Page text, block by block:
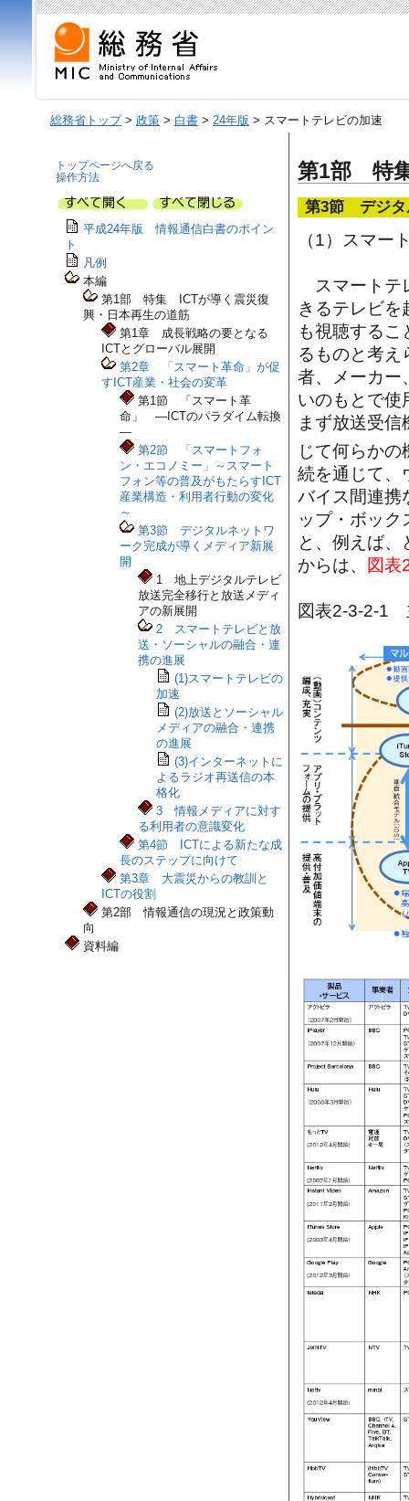
総務省トップ> 政策 > 白書 > 24年版 > スマートテレビの加速
第1部 特
第3節 デジタ
（1）スマー
スマートテ
きるテレビ
も視聴する
るものと考え
者、メーカー
いのもとで使
まず放送受
じて何らか
続を通じて、
バイス間連携
ップ・ボッ
と、例えば
からは、
図表
図表2-3-2-1
トップページへ戻る
操作方法
平成24年版 情報通信白書のポイン
ト
凡例
本編
第1部 特集 ICTが導く震災復
興・日本再生の道筋
第1章 成長戦略の要となる
ICTとグローバル展開
第2章 「スマート革命」が促
すICT産業・社会の変革
第1節 「スマート革
命」 ―ICTのパラダイム転換
―
第2節 「スマートフォ
ン・エコノミー」～スマート
フォン等の普及がもたらすICT
産業構造・利用者行動の変化
～
第3節 デジタルネットワ
ーク完成が導くメディア新展
開
1 地上デジタルテレビ
放送完全移行と放送メディ
アの新展開
2 スマートテレビと放
送・ソーシャルの融合・連
携の進展
(1)スマートテレビの
加速
(2)放送とソーシャル
メディアの融合・連携
の進展
(3)インターネットに
よるラジオ再送信の本
格化
3 情報メディアに対す
る利用者の意識変化
第4節 ICTによる新たな成
長のステップに向けて
第3章 大震災からの教訓と
ICTの役割
第2部 情報通信の現況と政策動
向
資料編